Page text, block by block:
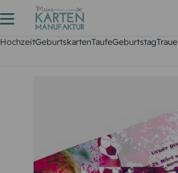
HochzeitGeburtskartenTaufeGeburtstag